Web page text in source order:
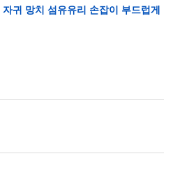
귀 망치 섬유유리 손잡이 부드럽게